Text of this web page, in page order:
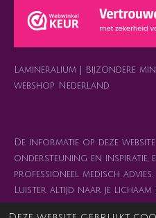
r
a
p
p
e
s
Lamineralium | Bijzondere
webshop Nederland
De informatie op deze
ondersteuning en
professioneel medisch advies.
Luister altijd naar je
twijfel je arts of behandelaar